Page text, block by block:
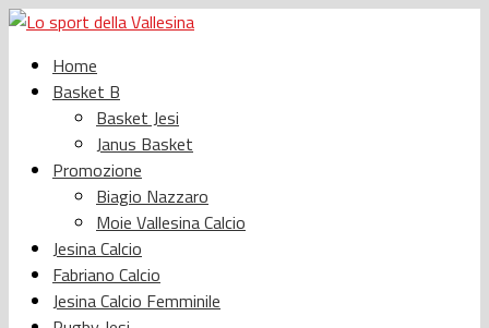
Home
Basket B
Basket Jesi
Janus Basket
Promozione
Biagio Nazzaro
Moie Vallesina Calcio
Jesina Calcio
Fabriano Calcio
Jesina Calcio Femminile